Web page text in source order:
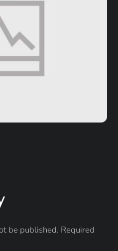
be published. Required